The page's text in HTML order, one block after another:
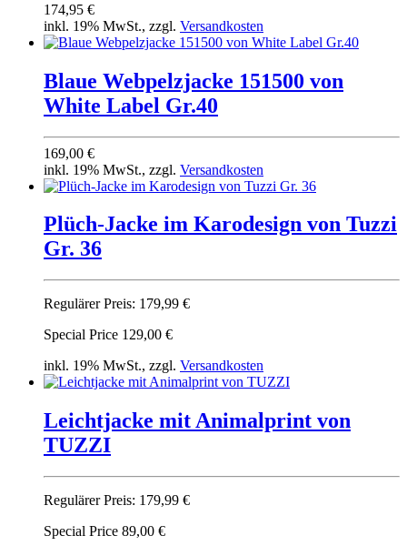
174,95 €
inkl. 19% MwSt., zzgl. Versandkosten
Blaue Web­pelzjacke 151500 von
White Label Gr.40
169,00 €
inkl. 19% MwSt., zzgl. Versandkosten
Plüch-Jacke im Karodesign von Tuzzi
Gr. 36
Regulärer Preis: 179,99 €
Special Price 129,00 €
inkl. 19% MwSt., zzgl. Versandkosten
Leichtjacke mit Animalprint von
TUZZI
Regulärer Preis: 179,99 €
Special Price 89,00 €